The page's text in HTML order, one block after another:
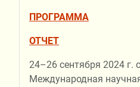
ПРОГРАММА
ОТЧЕТ
24–26 сентября 2024 г.
Международная